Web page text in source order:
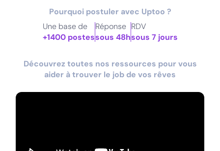
Pourquoi postuler avec Uptoo ?
Une base de
+1400 postes
Réponse
sous 48h
RDV
sous 7 jours
Découvrez toutes nos ressources pour vous
aider à trouver le job de vos rêves